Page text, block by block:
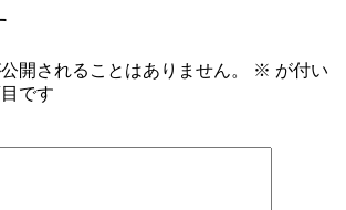
開されることはありません。 ※ が付い
です